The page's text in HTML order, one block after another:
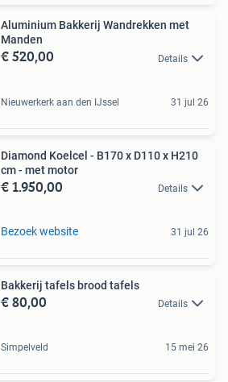
Aluminium Bakkerij Wandrekken met
Manden
€ 520,00 Details
Nieuwerkerk aan den IJssel 31 jul 26
Diamond Koelcel - B170 x D110 x H210
cm - met motor
€ 1.950,00 Details
Bezoek website 31 jul 26
Bakkerij tafels brood tafels
€ 80,00 Details
Simpelveld 15 mei 26